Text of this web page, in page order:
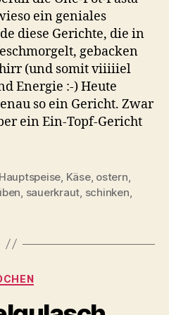
ein geniales
diese Gerichte, die in
gebacken
(und somit viiiiiel
Energie :-) Heute
so ein Gericht. Zwar
ein Ein-Topf-Gericht
Hauptspeise, Käse, ostern,
, sauerkraut, schinken,
Kategorien